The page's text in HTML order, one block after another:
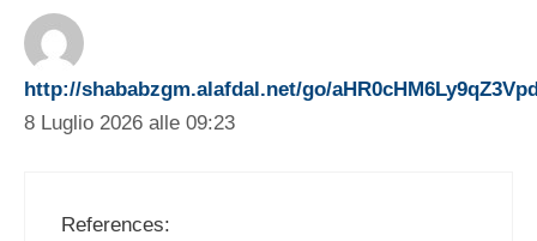
http://shababzgm.alafdal.net/go/
8 Luglio 2026 alle 09:23
References: